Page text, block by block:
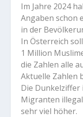
Im Jahre 2024
Angaben schon
in der
In Österreich
1 Million
die Zahlen alle
Aktuelle Zahlen
Die Dunkelziffer
Migranten
sehr viel höher.